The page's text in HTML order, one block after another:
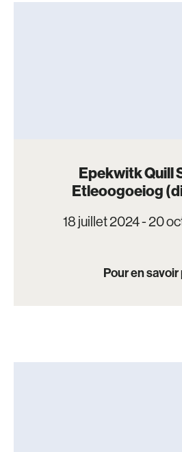
Epekwitk Quill
Etleoogoeiog
18 juillet 2024 - 20
Pour en savoir